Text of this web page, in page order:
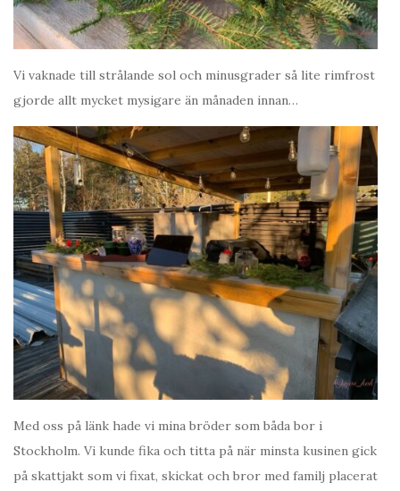
Vi vaknade till strålande sol och minusgrader så lite rimfrost
gjorde allt mycket mysigare än månaden innan…
Med oss på länk hade vi mina bröder som båda bor i
Stockholm. Vi kunde fika och titta på när minsta kusinen gick
på skattjakt som vi fixat, skickat och bror med familj placerat